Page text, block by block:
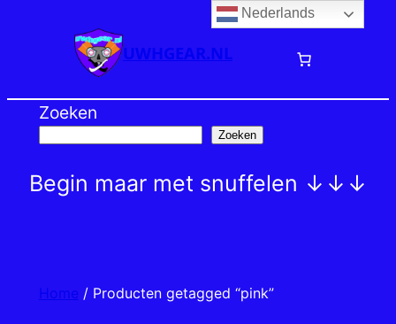
inhoud
UWHGEAR.NL
Zoeken
Zoeken
Begin maar met snuffelen ↓↓↓
Home / Producten getagged “pink”
Nederlands